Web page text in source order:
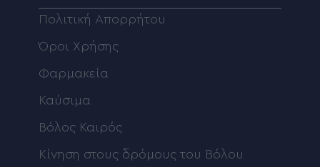
Πολιτική Απορρήτου
Όροι Χρήσης
Φαρμακεία
Καύσιμα
Βόλος Καιρός
Κίνηση στους δρόμους του Βόλου